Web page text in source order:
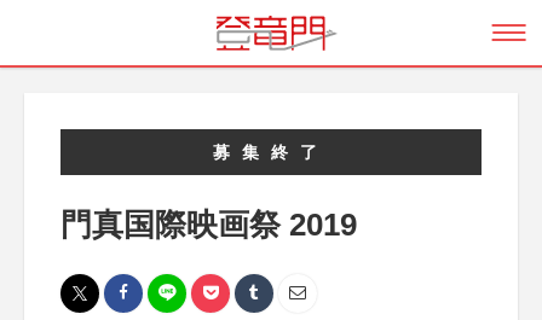
募集終了
門真国際映画祭 2019